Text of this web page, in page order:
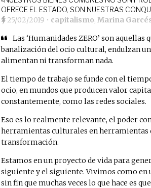
OFRECE EL ESTADO, SON NUESTRAS
25/02/2019 • capitalismo,Marina
Las ‘Humanidades ZERO’ son aquellas
banalización del ocio cultural, endulzan
alimentan ni transforman nada.
El tiempo de trabajo se funde con el
ocio, en mundos que producen valor
constantemente, como las redes sociales.
Eso es lo realmente relevante, el poder
herramientas culturales en herramientas
transformación.
Estamos en un proyecto de vida para
siguiente y el siguiente. Vivimos como en
sin fin que muchas veces lo que hace es